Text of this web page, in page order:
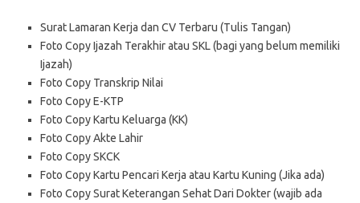
Surat Lamaran Kerja dan CV Terbaru (Tulis Tangan)
Foto Copy Ijazah Terakhir atau SKL (bagi yang belum memiliki
Ijazah)
Foto Copy Transkrip Nilai
Foto Copy E-KTP
Foto Copy Kartu Keluarga (KK)
Foto Copy Akte Lahir
Foto Copy SKCK
Foto Copy Kartu Pencari Kerja atau Kartu Kuning (Jika ada)
Foto Copy Surat Keterangan Sehat Dari Dokter (wajib ada